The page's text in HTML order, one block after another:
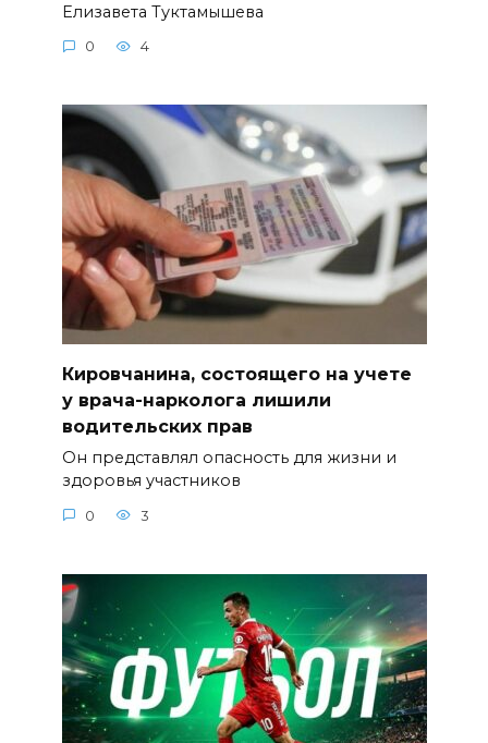
Елизавета Туктамышева
0 4
Кировчанина, состоящего на учете
у врача-нарколога лишили
водительских прав
Он представлял опасность для жизни и
здоровья участников
0 3